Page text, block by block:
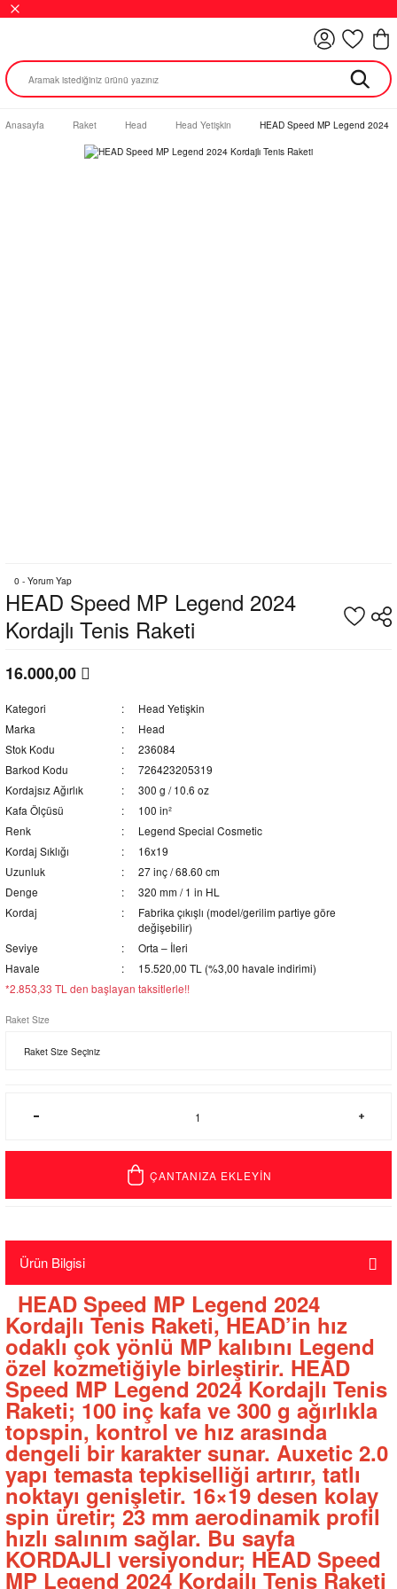
Anasayfa Raket Head Head Yetişkin HEAD Speed MP Legend 2024
0 - Yorum Yap
HEAD Speed MP Legend 2024
Kordajlı Tenis Raketi
16.000,00
Kategori
Head Yetişkin
Marka
Head
Stok Kodu
236084
Barkod Kodu
726423205319
Kordajsız Ağırlık
300 g / 10.6 oz
Kafa Ölçüsü
100 in²
Renk
Legend Special Cosmetic
Kordaj Sıklığı
16x19
Uzunluk
27 inç / 68.60 cm
Denge
320 mm / 1 in HL
Kordaj
Fabrika çıkışlı (model/gerilim partiye göre
değişebilir)
Seviye
Orta – İleri
Havale
15.520,00 TL (%3,00 havale indirimi)
*2.853,33 TL den başlayan taksitlerle!!
Raket Size
ÇANTANIZA EKLEYİN
Ürün Bilgisi
HEAD Speed MP Legend 2024
Kordajlı Tenis Raketi, HEAD’in hız
odaklı çok yönlü MP kalıbını Legend
özel kozmetiğiyle birleştirir. HEAD
Speed MP Legend 2024 Kordajlı Tenis
Raketi; 100 inç kafa ve 300 g ağırlıkla
topspin, kontrol ve hız arasında
dengeli bir karakter sunar. Auxetic 2.0
yapı temasta tepkiselliği artırır, tatlı
noktayı genişletir. 16×19 desen kolay
spin üretir; 23 mm aerodinamik profil
hızlı salınım sağlar. Bu sayfa
KORDAJLI versiyondur; HEAD Speed
MP Legend 2024 Kordajlı Tenis Raketi